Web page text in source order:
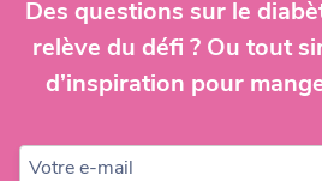
Des questions sur le
relève du défi ? Ou tout
d’inspiration pour
Votre e-mail